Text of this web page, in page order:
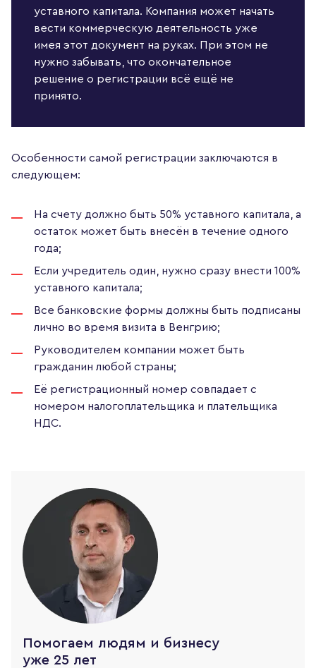
уставного капитала. Компания может начать
вести коммерческую деятельность уже
имея этот документ на руках. При этом не
нужно забывать, что окончательное
решение о регистрации всё ещё не
принято.
Особенности самой регистрации заключаются в
следующем:
На счету должно быть 50% уставного капитала, а
остаток может быть внесён в течение одного
года;
Если учредитель один, нужно сразу внести 100%
уставного капитала;
Все банковские формы должны быть подписаны
лично во время визита в Венгрию;
Руководителем компании может быть
гражданин любой страны;
Её регистрационный номер совпадает с
номером налогоплательщика и плательщика
НДС.
Помогаем людям и бизнесу
уже 25 лет